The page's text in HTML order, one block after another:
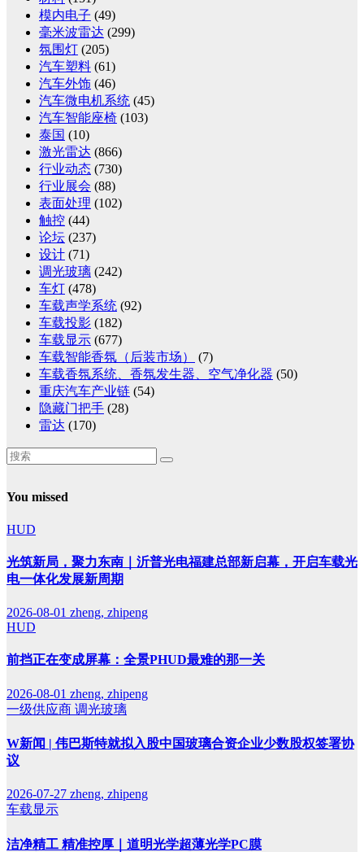
模内电子 (49)
毫米波雷达 (299)
氛围灯 (205)
汽车塑料 (61)
汽车外饰 (46)
汽车微电机系统 (45)
汽车智能座椅 (103)
泰国 (10)
激光雷达 (866)
行业动态 (730)
行业展会 (88)
表面处理 (102)
触控 (44)
论坛 (237)
设计 (71)
调光玻璃 (242)
车灯 (478)
车载声学系统 (92)
车载投影 (182)
车载显示 (677)
车载智能香氛（后装市场）
(7)
车载香氛系统、香氛发生器、空气净化器 (50)
重庆汽车产业链 (54)
隐藏门把手 (28)
雷达 (170)
You missed
HUD
光筑新局，聚力东南｜沂普光电福建总部新启幕，开启车载光
电一体化发展新周期
2026-08-01 zheng, zhipeng
HUD
前挡正在变成屏幕：全景PHUD最难的那一关
2026-08-01 zheng, zhipeng
一级供应商 调光玻璃
W新闻 | 伟巴斯特就拟入股中国玻璃合资企业少数股权签署协
议
2026-07-27 zheng, zhipeng
车载显示
洁净精工 精准控厚｜道明光学超薄光学PC膜